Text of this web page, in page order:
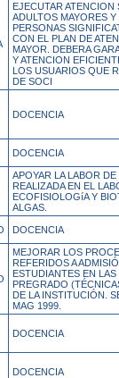
EJECUTAR ATENCION
ADULTOS MAYORES
PERSONAS
CON EL PLAN DE
MAYOR. DEBERA
Y ATENCION
LOS USUARIOS QUE
DE SOCI
DOCENCIA
DOCENCIA
APOYAR LA LABOR
REALIZADA EN EL
ECOFISIOLOGíA Y
ALGAS.
DOCENCIA
MEJORAR LOS
REFERIDOS A
ESTUDIANTES EN
PREGRADO
DE LA INSTITUCIÓN.
MAG 1999.
DOCENCIA
DOCENCIA